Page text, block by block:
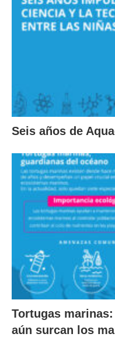
Seis años de
Tortugas
aún surcan los